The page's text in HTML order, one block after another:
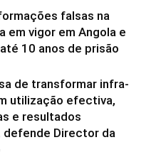
falsas na
em vigor em Angola e
10 anos de prisão
de transformar infra-
utilização efectiva,
e resultados
defende Director da